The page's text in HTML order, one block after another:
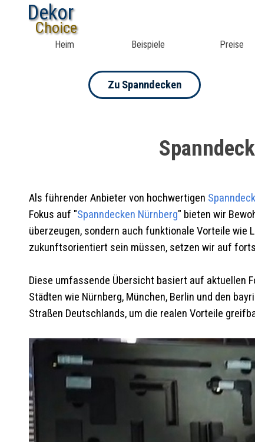
Heim Beispiele Preise
Dekor
Choice
Zu Spanndecken
Als führender Anbieter von hochwertigen
Fokus auf "Spanndecken Nürnberg" bieten wir
überzeugen, sondern auch funktionale Vorteile wie
zukunftsorientiert sein müssen, setzen wir auf
Diese umfassende Übersicht basiert auf aktuellen
Städten wie Nürnberg, München, Berlin und den
Straßen Deutschlands, um die realen Vorteile